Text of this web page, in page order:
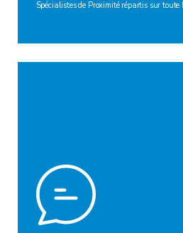
Spécialistes de Proximité répartis sur toute